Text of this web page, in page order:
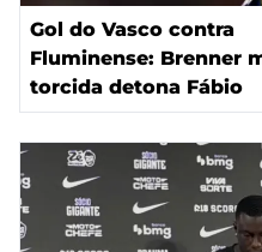
Gol do Vasco contra
Fluminense: Brenner
torcida detona Fábio